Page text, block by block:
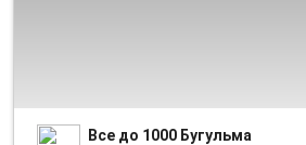
Все до 1000 Бугульма